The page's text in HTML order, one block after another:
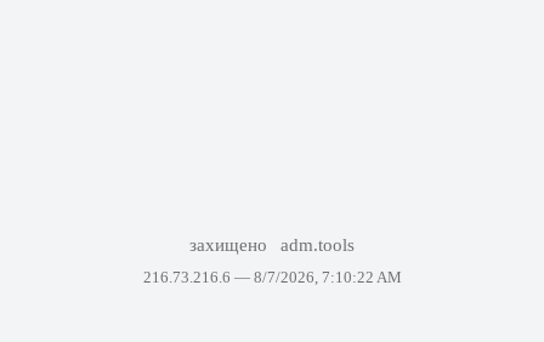
захищено adm.tools
216.73.216.6 — 8/7/2026, 7:10:22 AM